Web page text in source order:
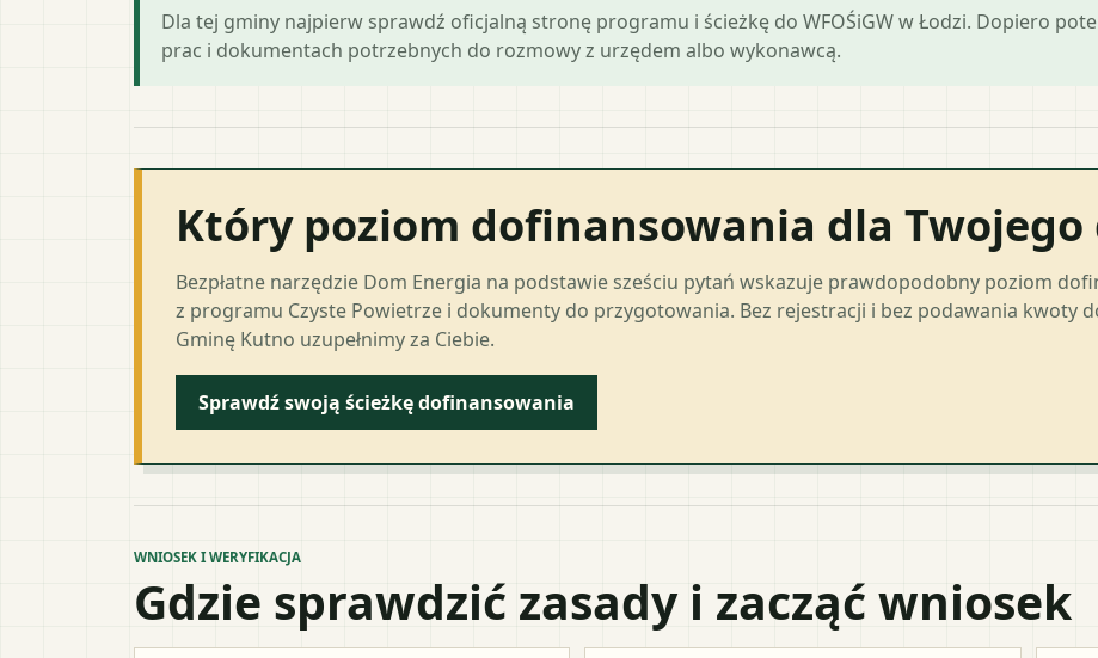
Dla tej gminy najpierw sprawdź oficjalną stronę programu i ścieżkę do WFOŚiGW w Łodzi. Dopiero
prac i dokumentach potrzebnych do rozmowy z urzędem albo wykonawcą.
Który poziom dofinansowania dla Twojego
Bezpłatne narzędzie Dom Energia na podstawie sześciu pytań wskazuje prawdopodobny poziom
z programu Czyste Powietrze i dokumenty do przygotowania. Bez rejestracji i bez podawania kwoty
Gminę Kutno uzupełnimy za Ciebie.
Sprawdź swoją ścieżkę dofinansowania
WNIOSEK I WERYFIKACJA
Gdzie sprawdzić zasady i zacząć wniosek